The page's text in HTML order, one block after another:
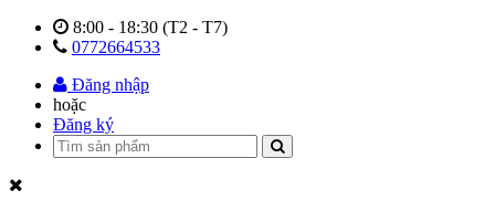
8:00 - 18:30 (T2 - T7)
0772664533
Đăng nhập
hoặc
Đăng ký